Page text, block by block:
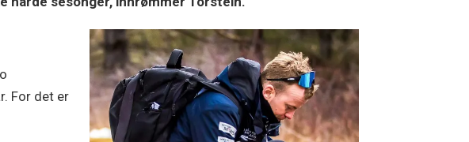
For det er